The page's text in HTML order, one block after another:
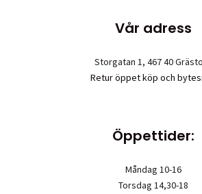
Vår adress
Storgatan 1, 467 40
Retur öppet köp och
Öppettider:
Måndag 10-16
Torsdag 14,30-18